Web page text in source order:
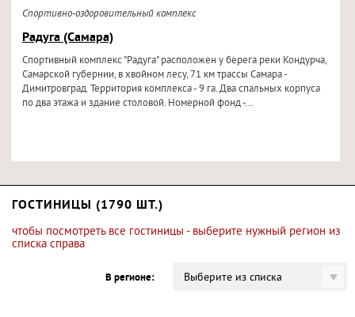
Спортивно-оздоровительный комплекс
Радуга (Самара)
Спортивный комплекс "Радуга" расположен у берега реки Кондурча,
Самарской губернии, в хвойном лесу, 71 км трассы Самара -
Димитровград. Территория комплекса - 9 га. Два спальных корпуса
по два этажа и здание столовой. Номерной фонд -...
ГОСТИНИЦЫ (1790 ШТ.)
чтобы посмотреть все гостиницы - выберите нужный регион из
списка справа
В регионе: Выберите из списка